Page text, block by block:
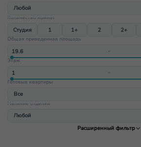
Любой
ЖК Щёлоковский
ЖК Гранд-квартал Бетанкур
ЖК Смородина
ЖК Дом на Маяковского
Количество комнат
Студия 1 1+ 2 2+
Общая приведенная площадь
‐
Этаж
‐
Готовые квартиры
Все
Наличие отделки
Любой
Расширенный фильтр